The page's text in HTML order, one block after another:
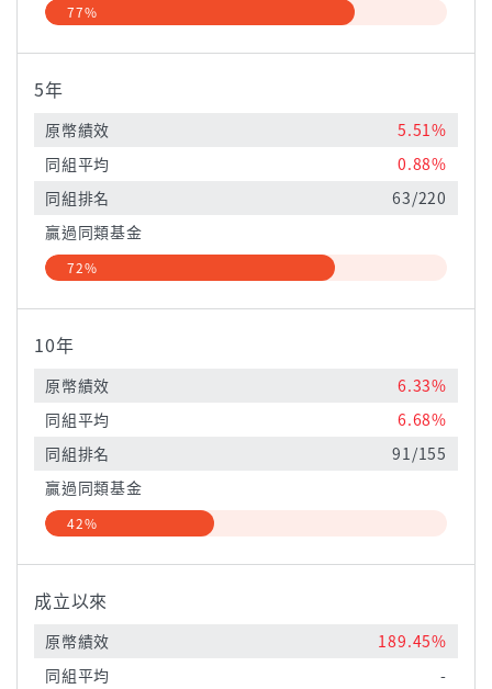
77%
5年
原幣績效
5.51%
同組平均
0.88%
同組排名
63/220
贏過同類基金
72%
10年
原幣績效
6.33%
同組平均
6.68%
同組排名
91/155
贏過同類基金
42%
成立以來
原幣績效
189.45%
同組平均
-